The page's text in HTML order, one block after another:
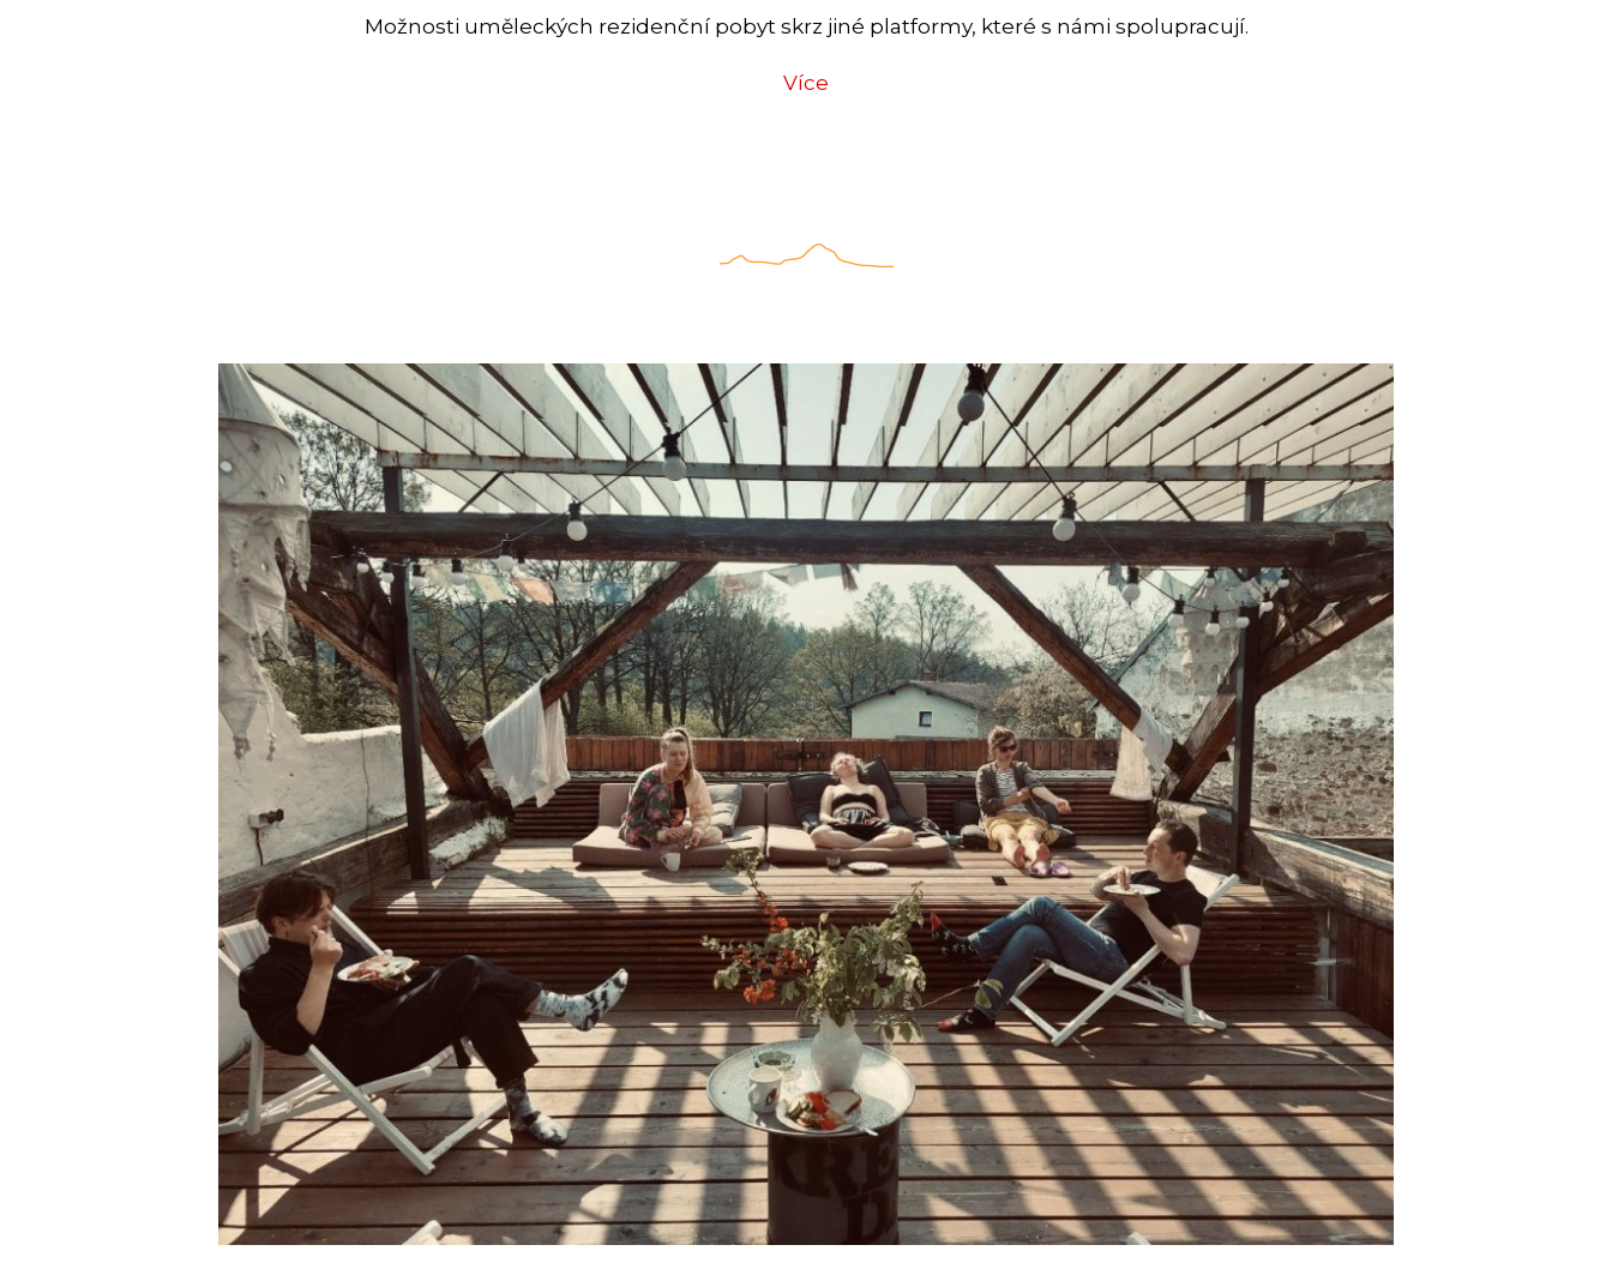
Možnosti uměleckých rezidenční pobyt skrz jiné platformy, které s námi spolupracují.
Více